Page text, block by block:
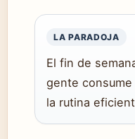
LA PARADOJA
El fin de
gente
la rutina